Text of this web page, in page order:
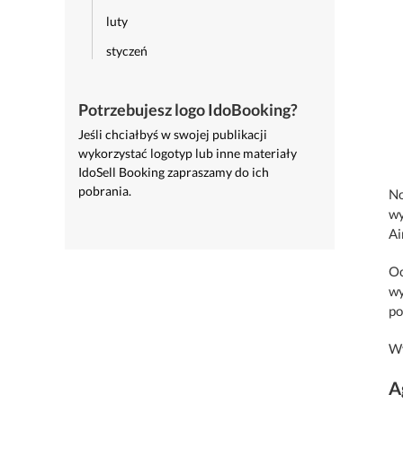
luty
styczeń
Potrzebujesz logo IdoBooking?
Jeśli chciałbyś w swojej publikacji
wykorzystać logotyp lub inne materiały
IdoSell Booking zapraszamy do ich
pobrania.